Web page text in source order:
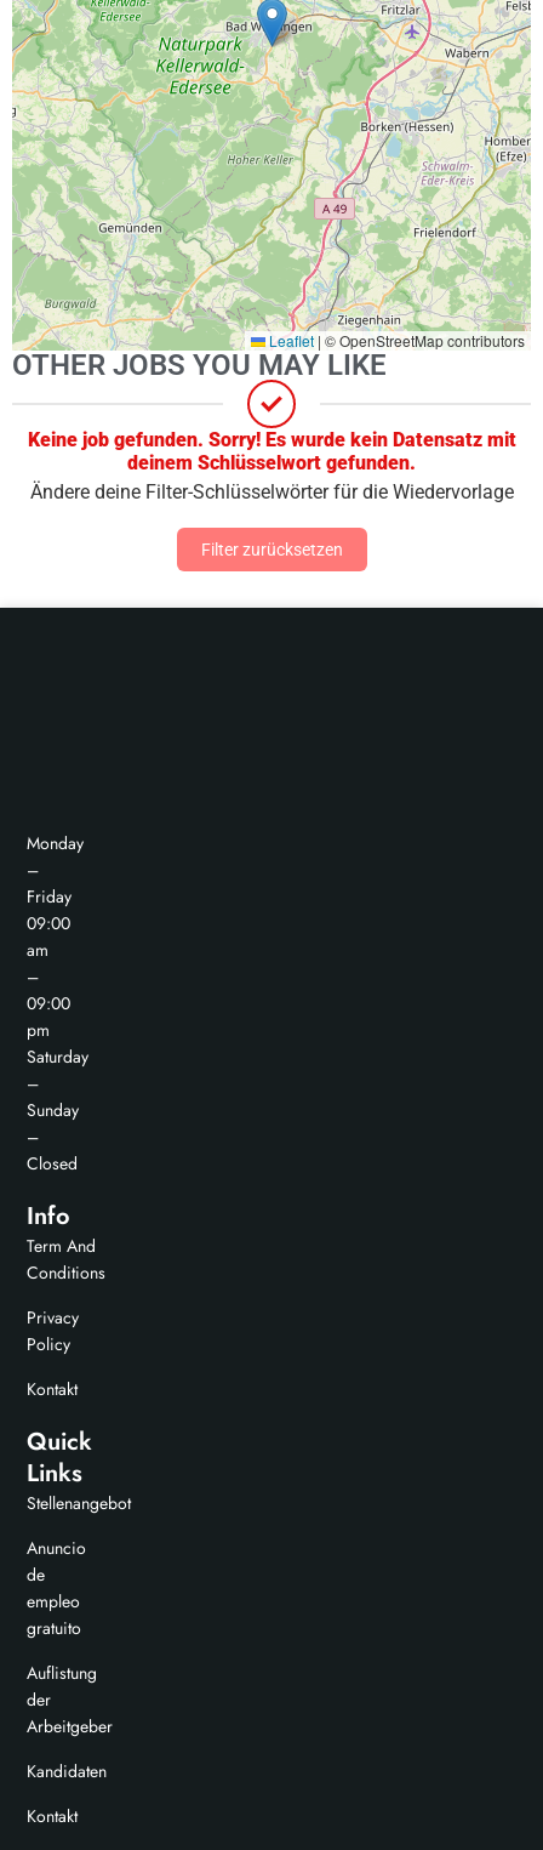
Leaflet | © OpenStreetMap contributors
OTHER JOBS YOU MAY LIKE
Keine job gefunden. Sorry! Es wurde kein Datensatz mit
deinem Schlüsselwort gefunden.
Ändere deine Filter-Schlüsselwörter für die Wiedervorlage
Filter zurücksetzen
Monday
–
Friday
09:00
am
–
09:00
pm
Saturday
–
Sunday
–
Closed
Info
Term And
Conditions
Privacy
Policy
Kontakt
Quick
Links
Stellenangebot
Anuncio
de
empleo
gratuito
Auflistung
der
Arbeitgeber
Kandidaten
Kontakt